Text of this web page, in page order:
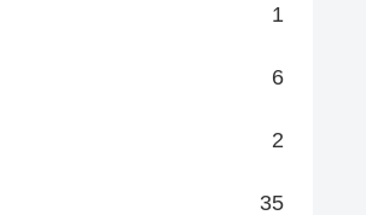
1
6
2
35